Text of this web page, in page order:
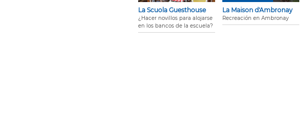
La Scuola Guesthouse
¿Hacer novillos para alojarse
en los bancos de la escuela?
La Maison d'Ambronay
Recreación en Ambronay